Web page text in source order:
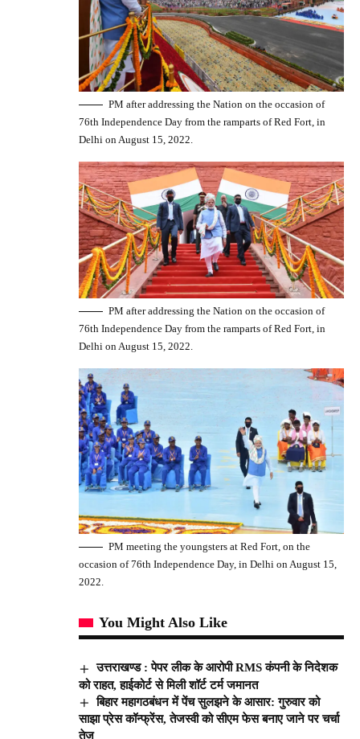
PM after addressing the Nation on the occasion of
76th Independence Day from the ramparts of Red Fort, in
Delhi on August 15, 2022.
PM after addressing the Nation on the occasion of
76th Independence Day from the ramparts of Red Fort, in
Delhi on August 15, 2022.
PM meeting the youngsters at Red Fort, on the
occasion of 76th Independence Day, in Delhi on August 15,
2022.
You Might Also Like
उत्तराखण्ड : पेपर लीक के आरोपी RMS कंपनी के निदेशक
को राहत, हाईकोर्ट से मिली शॉर्ट टर्म जमानत
बिहार महागठबंधन में पेंच सुलझने के आसार: गुरुवार को
साझा प्रेस कॉन्फ्रेंस, तेजस्वी को सीएम फेस बनाए जाने पर चर्चा
तेज